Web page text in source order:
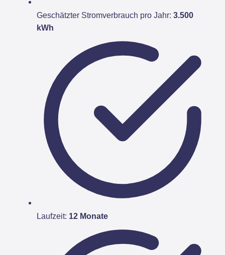
Geschätzter Stromverbrauch pro Jahr: 3.500
kWh
Laufzeit: 12 Monate